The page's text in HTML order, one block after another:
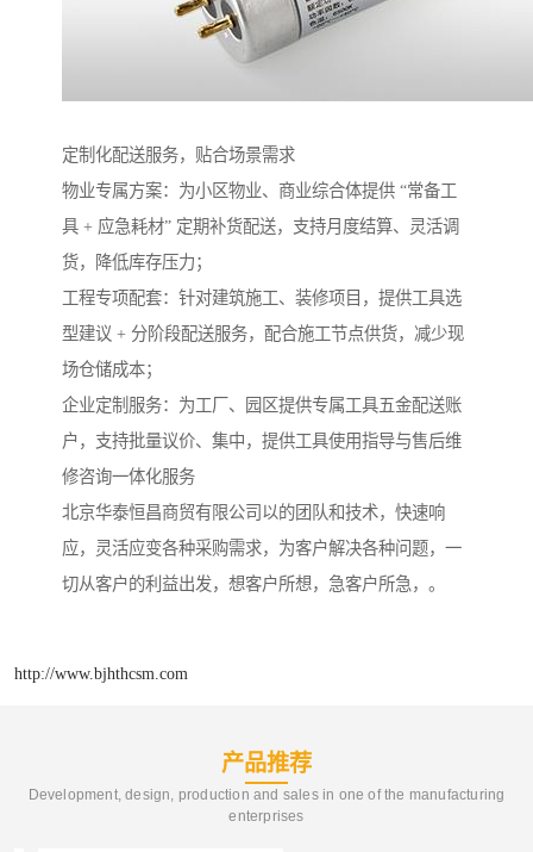
定制化配送服务，贴合场景需求​
物业专属方案：为小区物业、商业综合体提供 “常备工
具 + 应急耗材” 定期补货配送，支持月度结算、灵活调
货，降低库存压力；​
工程专项配套：针对建筑施工、装修项目，提供工具选
型建议 + 分阶段配送服务，配合施工节点供货，减少现
场仓储成本；​
企业定制服务：为工厂、园区提供专属工具五金配送账
户，支持批量议价、集中，提供工具使用指导与售后维
修咨询一体化服务
北京华泰恒昌商贸有限公司以的团队和技术，快速响
应，灵活应变各种采购需求，为客户解决各种问题，一
切从客户的利益出发，想客户所想，急客户所急，。
http://www.bjhthcsm.com
产品推荐
Development, design, production and sales in one of the manufacturing
enterprises